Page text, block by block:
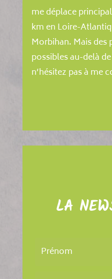
me déplace
km en Loire-
Morbihan. Mais des
possibles au-delà
n’hésitez pas à me
LA